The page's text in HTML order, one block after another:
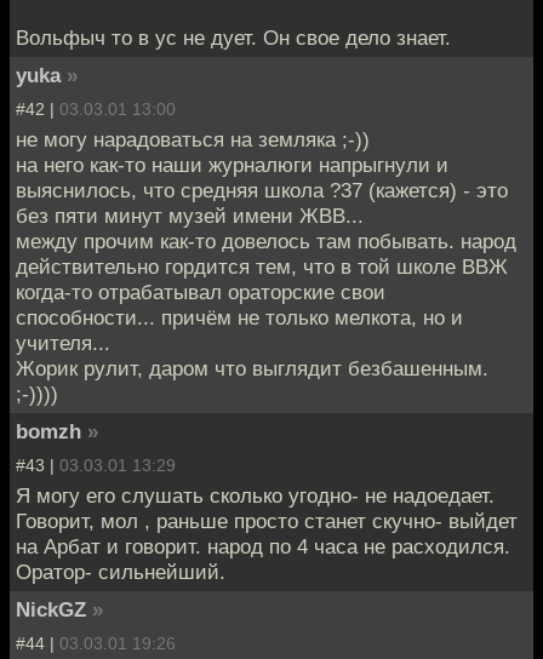
Вольфыч то в ус не дует. Он свое дело знает.
yuka »
#42 | 03.03.01 13:00
не могу нарадоваться на земляка ;-))
на него как-то наши журналюги напрыгнули и
выяснилось, что средняя школа ?37 (кажется) - это
без пяти минут музей имени ЖВВ...
между прочим как-то довелось там побывать. народ
действительно гордится тем, что в той школе ВВЖ
когда-то отрабатывал ораторские свои
способности... причём не только мелкота, но и
учителя...
Жорик рулит, даром что выглядит безбашенным.
;-))))
bomzh »
#43 | 03.03.01 13:29
Я могу его слушать сколько угодно- не надоедает.
Говорит, мол , раньше просто станет скучно- выйдет
на Арбат и говорит. народ по 4 часа не расходился.
Оратор- сильнейший.
NickGZ »
#44 | 03.03.01 19:26